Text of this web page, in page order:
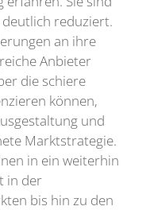
deutlich reduziert.
an ihre
Anbieter
die schiere
können,
und
Marktstrategie.
in ein weiterhin
in der
bis hin zu den